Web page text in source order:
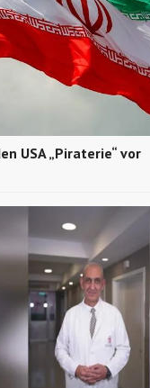
USA „Piraterie“ vor